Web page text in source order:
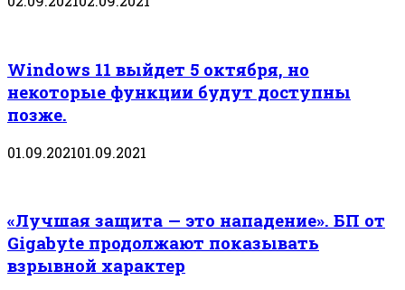
Windows 11 выйдет 5 октября, но
некоторые функции будут доступны
позже.
01.09.202101.09.2021
«Лучшая защита — это нападение». БП от
Gigabyte продолжают показывать
взрывной характер